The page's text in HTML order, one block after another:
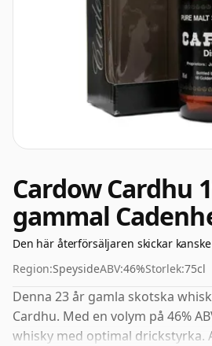
Cardow Cardhu
gammal
Den här återförsäljaren skickar
Region:SpeysideABV:46%Storlek:75cl
Denna 23 år gamla skotska
Cardhu. Med en volym på 46%
whisky med optimal drickstyrka.